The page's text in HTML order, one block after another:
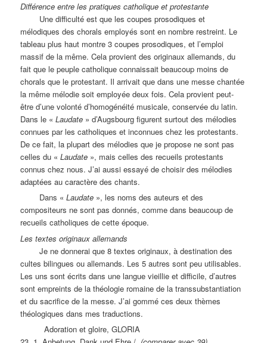
Différence entre les pratiques catholique et protestante
Une difficulté est que les coupes prosodiques et
mélodiques des chorals employés sont en nombre restreint. Le
tableau plus haut montre 3 coupes prosodiques, et l’emploi
massif de la même. Cela provient des originaux allemands, du
fait que le peuple catholique connaissait beaucoup moins de
chorals que le protestant. Il arrivait que dans une messe chantée
la même mélodie soit employée deux fois. Cela provient peut-
être d’une volonté d’homogénéité musicale, conservée du latin.
Dans le «Laudate » d’Augsbourg figurent surtout des mélodies
connues par les catholiques et inconnues chez les protestants.
De ce fait, la plupart des mélodies que je propose ne sont pas
celles du «Laudate », mais celles des recueils protestants
connus chez nous. J’ai aussi essayé de choisir des mélodies
adaptées au caractère des chants.
Dans «Laudate », les noms des auteurs et des
compositeurs ne sont pas donnés, comme dans beaucoup de
recueils catholiques de cette époque.
Les textes originaux allemands
Je ne donnerai que 8 textes originaux, à destination des
cultes bilingues ou allemands. Les 5 autres sont peu utilisables.
Les uns sont écrits dans une langue vieillie et difficile, d’autres
sont empreints de la théologie romaine de la transsubstantiation
et du sacrifice de la messe. J’ai gommé ces deux thèmes
théologiques dans mes traductions.
Adoration et gloire, GLORIA